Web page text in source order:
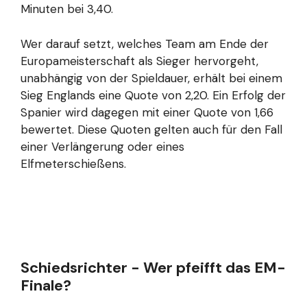
Minuten bei 3,40.
Wer darauf setzt, welches Team am Ende der
Europameisterschaft als Sieger hervorgeht,
unabhängig von der Spieldauer, erhält bei einem
Sieg Englands eine Quote von 2,20. Ein Erfolg der
Spanier wird dagegen mit einer Quote von 1,66
bewertet. Diese Quoten gelten auch für den Fall
einer Verlängerung oder eines
Elfmeterschießens.
Schiedsrichter - Wer pfeifft das EM-
Finale?